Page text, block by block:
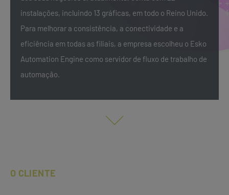
instalações, incluindo 13 gráficas, em todo o Reino Unido.
Para melhorar a consistência, a conectividade e a
eficiência em todas as filiais, a empresa escolheu o Esko
Automation Engine como servidor de fluxo de trabalho de
automação.
O CLIENTE